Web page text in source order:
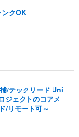
ンクOK
/テックリード Uni
ジェクトのコアメ
/リモート可～